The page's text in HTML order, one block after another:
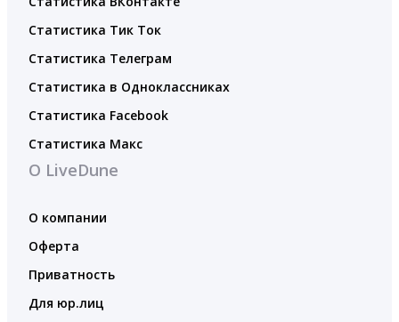
Статистика Тик Ток
Статистика Телеграм
Статистика в Одноклассниках
Статистика Facebook
Статистика Макс
О LiveDune
О компании
Оферта
Приватность
Для юр.лиц